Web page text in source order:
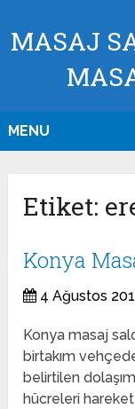
MASAJ
MENU
Etiket:
Konya
4 Ağustos
Konya masaj
birtakım
belirtilen
hücreleri